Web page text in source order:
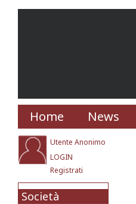
Home News
Utente Anonimo
LOGIN
Registrati
Società